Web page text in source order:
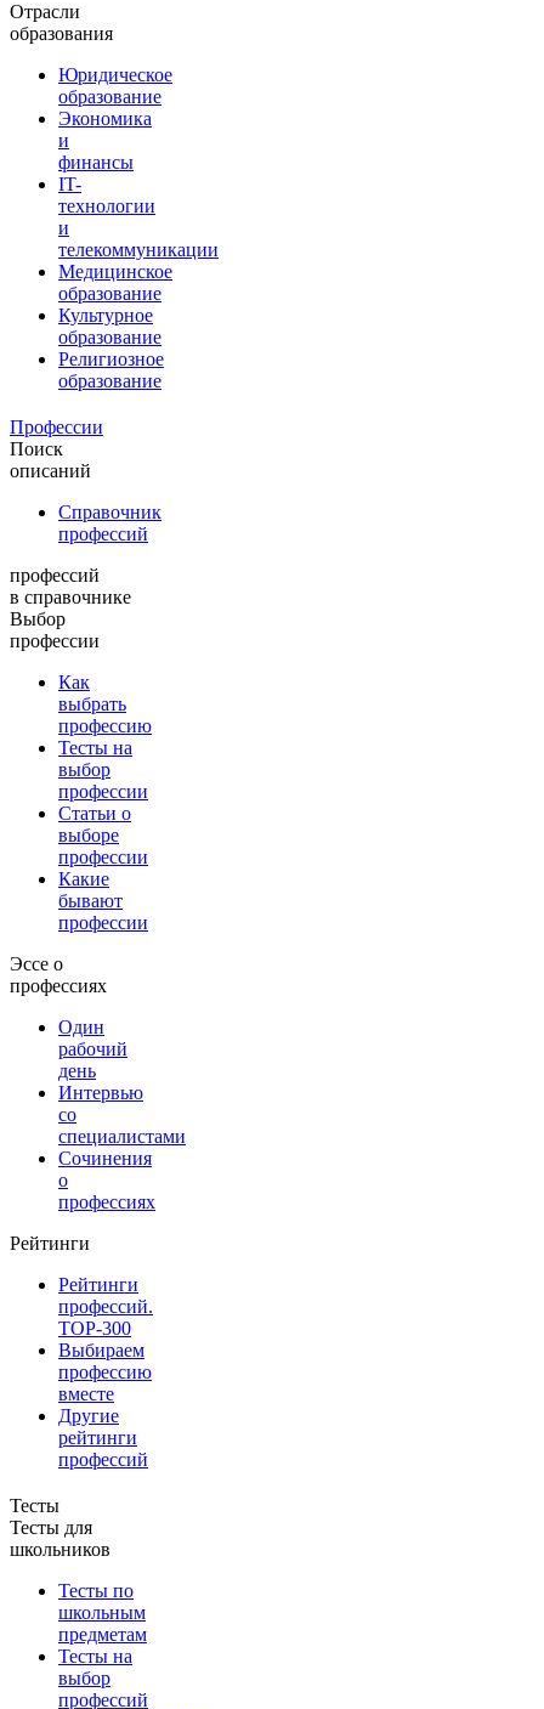
Отрасли
образования
Юридическое
образование
Экономика
и
финансы
IT-
технологии
и
телекоммуникации
Медицинское
образование
Культурное
образование
Религиозное
образование
Профессии
Поиск
описаний
Справочник
профессий
профессий
в справочнике
Выбор
профессии
Как
выбрать
профессию
Тесты на
выбор
профессии
Статьи о
выборе
профессии
Какие
бывают
профессии
Эссе о
профессиях
Один
рабочий
день
Интервью
со
специалистами
Сочинения
о
профессиях
Рейтинги
Рейтинги
профессий.
TOP-300
Выбираем
профессию
вместе
Другие
рейтинги
профессий
Тесты
Тесты для
школьников
Тесты по
школьным
предметам
Тесты на
выбор
профессий